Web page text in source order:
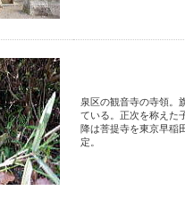
泉区の観音寺の寺領。
ている。正次を称えた
降は菩提寺を東京早稲
定。